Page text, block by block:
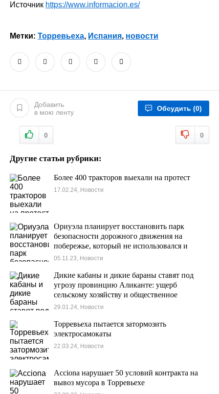
Источник https://www.informacion.es/
Метки: Торревьеха, Испания, новости
Добавить
в мою ленту
Обсудить (0)
0 0
Другие статьи рубрики:
Более 400 тракторов выехали на протест
17.02.24, Новости
Ориуэла планирует восстановить парк
безопасности дорожного движения на
побережье, который не использовался и
заброшен в течение 20 лет.
05.11.23, Новости
Дикие кабаны и дикие бараны ставят под
угрозу провинцию Аликанте: ущерб
сельскому хозяйству и общественное
беспокойство
29.01.24, Новости
Торревьеха пытается затормозить
электросамокаты
22.03.24, Новости
Acciona нарушает 50 условий контракта на
вывоз мусора в Торревьехе